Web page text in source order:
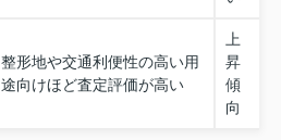
整形地や交通利便性の高い用
途向けほど査定評価が高い
上
昇
傾
向